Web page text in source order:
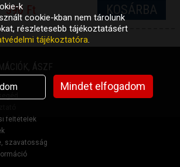
390 Ft KOSÁRBA
ÁSZF
feltételek
szavatosság
k
cookie-kban nem tárolunk
részletesebb tájékoztatásért
tájékoztatóra.
Mindet elfogadom